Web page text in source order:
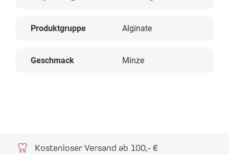
Produktgruppe Alginate
Geschmack Minze
Kostenloser Versand ab 100,- €